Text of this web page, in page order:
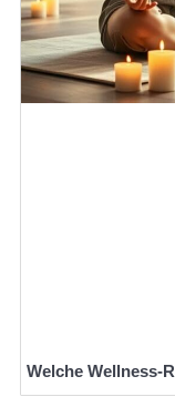
Welche Wellness-